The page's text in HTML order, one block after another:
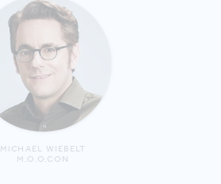
MICHAEL WIEBELT
M.O.O.CON